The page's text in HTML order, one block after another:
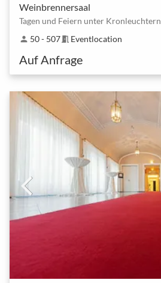
Weinbrennersaal
Tagen und Feiern unter Kronleuchtern
person 50 - 507meeting_room Eventlocation
Auf Anfrage